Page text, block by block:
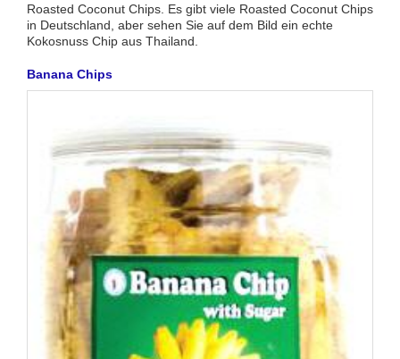
Roasted Coconut Chips. Es gibt viele Roasted Coconut Chips
in Deutschland, aber sehen Sie auf dem Bild ein echte
Kokosnuss Chip aus Thailand.
Banana Chips